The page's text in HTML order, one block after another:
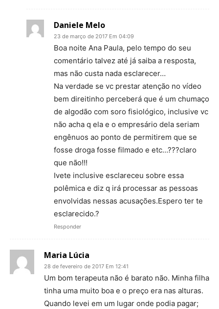
Daniele Melo
23 de março de 2017 Em 04:09
Boa noite Ana Paula, pelo tempo do seu
comentário talvez até já saiba a resposta,
mas não custa nada esclarecer…
Na verdade se vc prestar atenção no vídeo
bem direitinho perceberá que é um chumaço
de algodão com soro fisiológico, inclusive vc
não acha q ela e o empresário dela seriam
engênuos ao ponto de permitirem que se
fosse droga fosse filmado e etc…???claro
que não!!!
Ivete inclusive esclareceu sobre essa
polêmica e diz q irá processar as pessoas
envolvidas nessas acusações.Espero ter te
esclarecido.?
Responder
Maria Lúcia
28 de fevereiro de 2017 Em 12:41
Um bom terapeuta não é barato não. Minha filha
tinha uma muito boa e o preço era nas alturas.
Quando levei em um lugar onde podia pagar;